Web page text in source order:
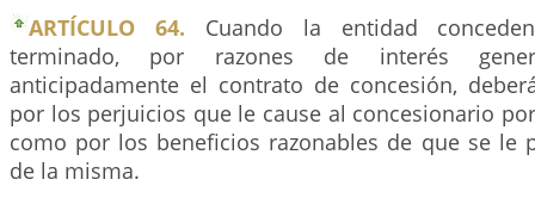
ARTÍCULO 64. Cuando la entidad
terminado, por razones de interés
anticipadamente el contrato de concesión,
por los perjuicios que le cause al concesionario
como por los beneficios razonables de que se le
de la misma.